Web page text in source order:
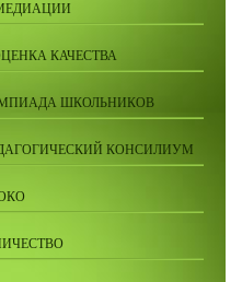
КАЧЕСТВА
ШКОЛЬНИКОВ
КОНСИЛИУМ